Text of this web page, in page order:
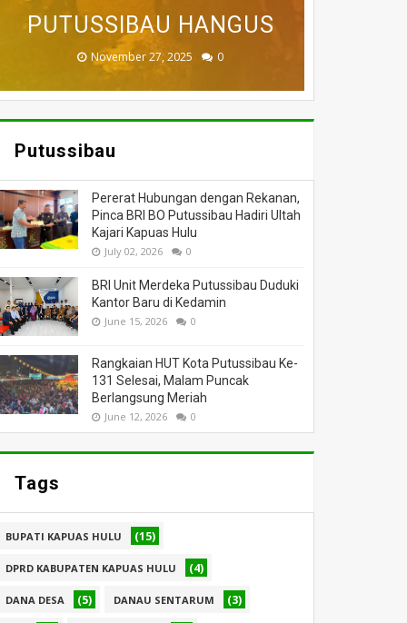
DUNIA
July 05, 2026 0
PUTUSSIBAU HANGUS
November 27, 2025 0
BADAU BERI BANTUAN
March 26, 2025 0
DILALAP API
March 13, 2025 0
MASSA
February 18, 2025 0
Putussibau
Pererat Hubungan dengan Rekanan,
Pinca BRI BO Putussibau Hadiri Ultah
Kajari Kapuas Hulu
July 02, 2026 0
BRI Unit Merdeka Putussibau Duduki
Kantor Baru di Kedamin
June 15, 2026 0
Rangkaian HUT Kota Putussibau Ke-
131 Selesai, Malam Puncak
Berlangsung Meriah
June 12, 2026 0
Tags
BUPATI KAPUAS HULU (15)
DPRD KABUPATEN KAPUAS HULU (4)
DANA DESA (5) DANAU SENTARUM (3)